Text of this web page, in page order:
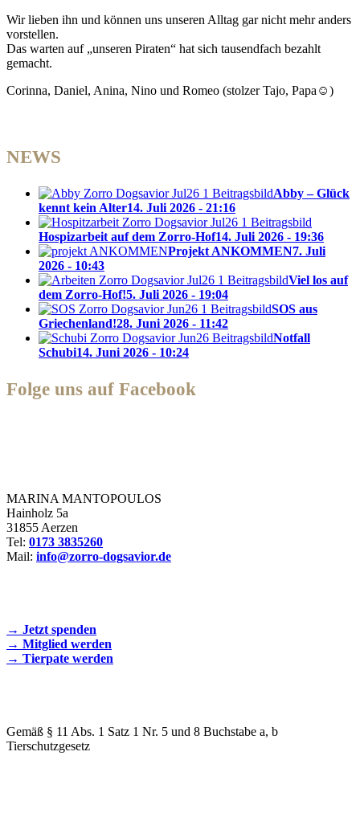
Wir lieben ihn und können uns unseren Alltag gar nicht mehr anders
vorstellen.
Das warten auf „unseren Piraten“ hat sich tausendfach bezahlt
gemacht.
Corinna, Daniel, Anina, Nino und Romeo (stolzer Tajo, Papa☺️)
NEWS
Abby – Glück
kennt kein Alter14. Juli 2026 - 21:16
Hospizarbeit auf dem Zorro-Hof14. Juli 2026 - 19:36
Projekt ANKOMMEN7. Juli
2026 - 10:43
Viel los auf
dem Zorro-Hof!5. Juli 2026 - 19:04
SOS aus
Griechenland!28. Juni 2026 - 11:42
Notfall
Schubi14. Juni 2026 - 10:24
Folge uns auf Facebook
MARINA MANTOPOULOS
Hainholz 5a
31855 Aerzen
Tel: 0173 3835260
Mail: info@zorro-dogsavior.de
→ Jetzt spenden
→ Mitglied werden
→ Tierpate werden
Gemäß § 11 Abs. 1 Satz 1 Nr. 5 und 8 Buchstabe a, b
Tierschutzgesetz